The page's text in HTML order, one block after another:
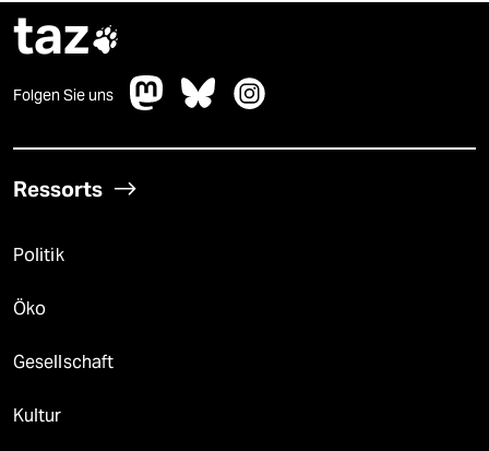
taz
Folgen Sie uns
Ressorts
Politik
Öko
Gesellschaft
Kultur